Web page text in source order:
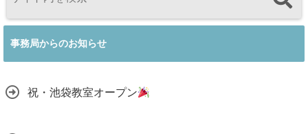
事務局からのお知らせ
祝・池袋教室オープン